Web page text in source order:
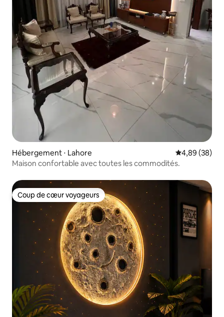
Hébergement ⋅ Lahore Évaluation
4,89 (38)
Maison confortable avec toutes les commodités.
Coup de cœur voyageurs
Coup de cœur voyageurs